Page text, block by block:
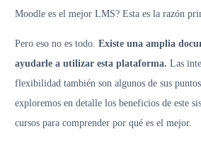
Moodle es el mejor LMS? Esta es la razón
Pero eso no es todo. Existe una amplia
ayudarle a utilizar esta plataforma. Las
flexibilidad también son algunos de sus
exploremos en detalle los beneficios de este
cursos para comprender por qué es el mejor.